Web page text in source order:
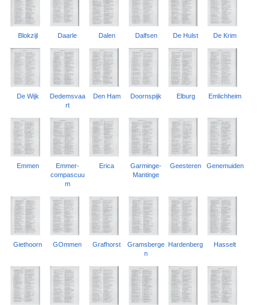
Blokzijl Daarle Dalen Dalfsen De Hulst De Krim
De Wijk
Dedemsvaa
rt
Den Ham Doornspijk Elburg Emlichheim
Emmen
Emmer-
compascuu
m
Erica
Garminge-
Mantinge
Geesteren Genemuiden
Giethoorn GOmmen Grafhorst
Gramsberge
n
Hardenberg Hasselt